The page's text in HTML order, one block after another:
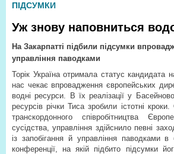
ПІДСУМКИ
Уж знову наповниться
На Закарпатті підбили підсумки
управління паводками
Торік Україна отримала статус кандидата
нас чекає впровадження європейських
водні ресурси. В їх реалізації у
ресурсів річки Тиса зробили істотні
транскордонного співробітництва
сусідства, управління здійснило певні
із запобігання й управління паводками
конференції, на якій підбито підсумки